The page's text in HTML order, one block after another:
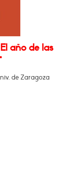
año de las
de Zaragoza